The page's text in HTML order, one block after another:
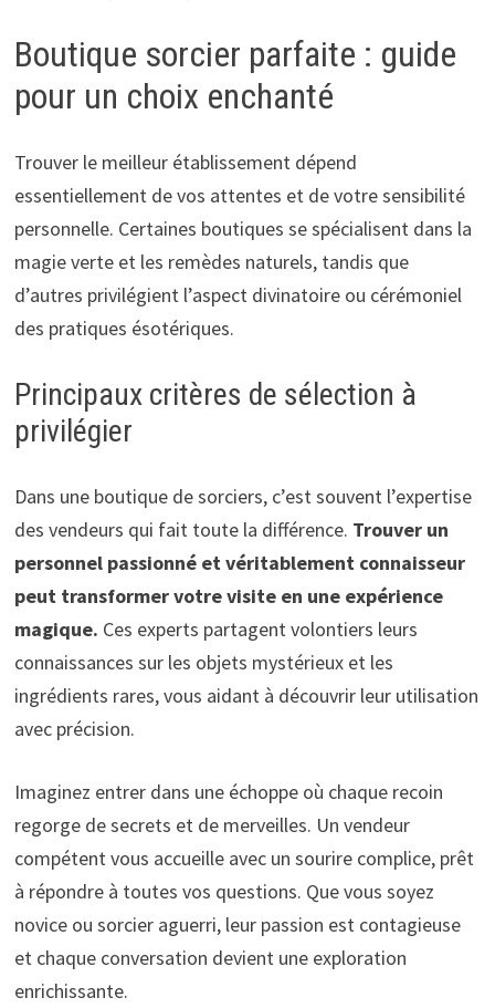
Boutique sorcier parfaite : guide
pour un choix enchanté
Trouver le meilleur établissement dépend
essentiellement de vos attentes et de votre sensibilité
personnelle. Certaines boutiques se spécialisent dans la
magie verte et les remèdes naturels, tandis que
d’autres privilégient l’aspect divinatoire ou cérémoniel
des pratiques ésotériques.
Principaux critères de sélection à
privilégier
Dans une boutique de sorciers, c’est souvent l’expertise
des vendeurs qui fait toute la différence. Trouver un
personnel passionné et véritablement connaisseur
peut transformer votre visite en une expérience
magique. Ces experts partagent volontiers leurs
connaissances sur les objets mystérieux et les
ingrédients rares, vous aidant à découvrir leur utilisation
avec précision.
Imaginez entrer dans une échoppe où chaque recoin
regorge de secrets et de merveilles. Un vendeur
compétent vous accueille avec un sourire complice, prêt
à répondre à toutes vos questions. Que vous soyez
novice ou sorcier aguerri, leur passion est contagieuse
et chaque conversation devient une exploration
enrichissante.